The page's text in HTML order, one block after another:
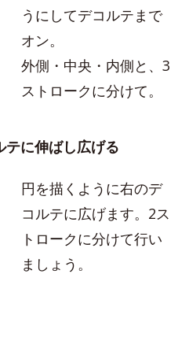
うにしてデコルテまで
オン。
外側・中央・内側と、3
ストロークに分けて。
に伸ばし広げる
円を描くように右のデ
コルテに広げます。2ス
トロークに分けて行い
ましょう。